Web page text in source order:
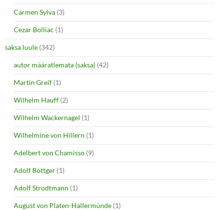
Carmen Sylva (3)
Cezar Bolliac (1)
saksa luule (342)
autor määratlemata (saksa) (42)
Martin Greif (1)
Wilhelm Hauff (2)
Wilhelm Wackernagel (1)
Wilhelmine von Hillern (1)
Adelbert von Chamisso (9)
Adolf Böttger (1)
Adolf Strodtmann (1)
August von Platen-Hallermünde (1)